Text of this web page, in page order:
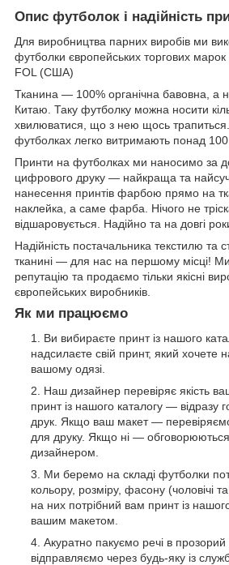
Опис футболок і надійність
Для виробництва парних виробів ми
футболки європейських торгових
FOL (США)
Тканина — 100% органічна бавовна, а
Китаю. Таку футболку можна носити
хвилюватися, що з нею щось
футболках легко витримають понад 100
Принти на футболках ми наносимо за
цифрового друку — найкраща та
нанесення принтів фарбою прямо на
наклейка, а саме фарба. Нічого не
відшаровується. Надійно та на довгі
Надійність постачальника текстилю та
тканині — для нас на першому місці!
репутацію та продаємо тільки якісні
європейських виробників.
Як ми працюємо
Ви вибираєте принт із нашого
надсилаєте свій принт, який хочете
вашому одязі.
Наш дизайнер перевіряє якість
принт із нашого каталогу — відразу
друк. Якщо ваш макет —
для друку. Якщо ні —
дизайнером.
Ми беремо на складі футболки
кольору, розміру, фасону (чоловічі
на них потрібний вам принт із
вашим макетом.
Акуратно пакуємо речі в прозорий
відправляємо через будь-яку із